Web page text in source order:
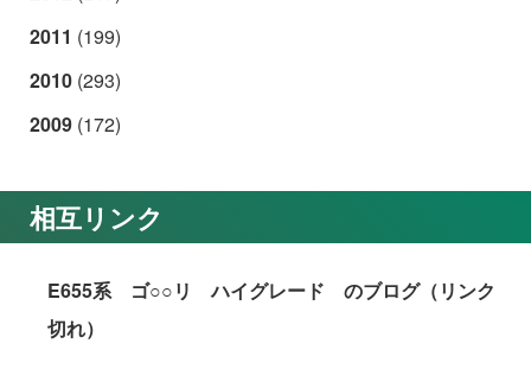
2011 (199)
2010 (293)
2009 (172)
相互リンク
E655系 ゴ○○リ ハイグレード のブログ（リンク
切れ）